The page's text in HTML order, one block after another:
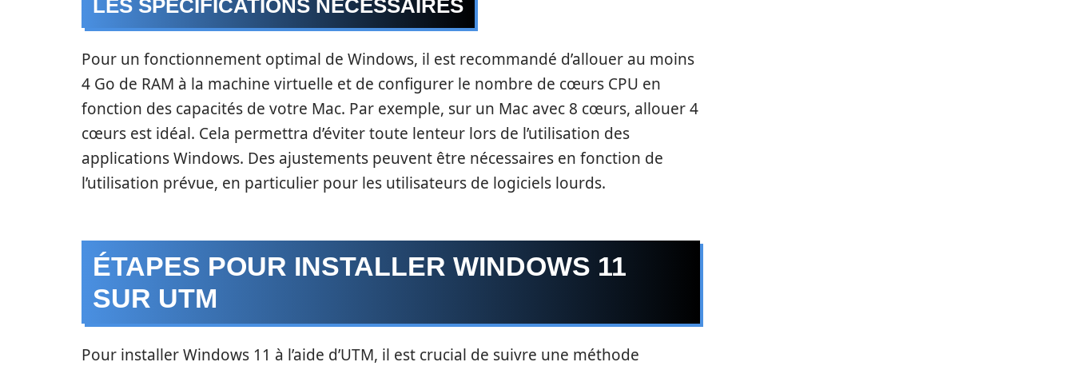
LES SPÉCIFICATIONS NÉCESSAIRES
Pour un fonctionnement optimal de Windows, il est recommandé d’allouer au moins
4 Go de RAM à la machine virtuelle et de configurer le nombre de cœurs CPU en
fonction des capacités de votre Mac. Par exemple, sur un Mac avec 8 cœurs, allouer 4
cœurs est idéal. Cela permettra d’éviter toute lenteur lors de l’utilisation des
applications Windows. Des ajustements peuvent être nécessaires en fonction de
l’utilisation prévue, en particulier pour les utilisateurs de logiciels lourds.
ÉTAPES POUR INSTALLER WINDOWS 11
SUR UTM
Pour installer Windows 11 à l’aide d’UTM, il est crucial de suivre une méthode